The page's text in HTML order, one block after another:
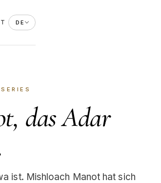
DE
das Adar
ist. Mishloach Manot hat sich